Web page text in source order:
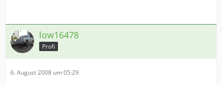
low16478
Profi
6. August 2008 um 05:29